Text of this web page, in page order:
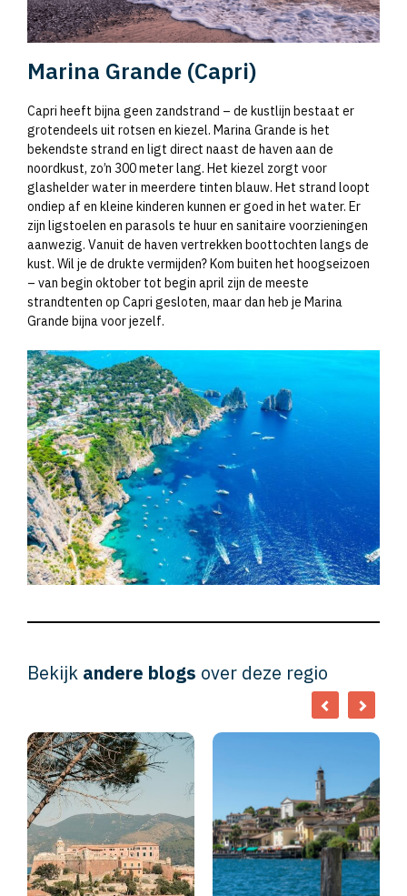
Marina Grande (Capri)
Capri heeft bijna geen zandstrand – de kustlijn bestaat er
grotendeels uit rotsen en kiezel. Marina Grande is het
bekendste strand en ligt direct naast de haven aan de
noordkust, zo’n 300 meter lang. Het kiezel zorgt voor
glashelder water in meerdere tinten blauw. Het strand loopt
ondiep af en kleine kinderen kunnen er goed in het water. Er
zijn ligstoelen en parasols te huur en sanitaire voorzieningen
aanwezig. Vanuit de haven vertrekken boottochten langs de
kust. Wil je de drukte vermijden? Kom buiten het hoogseizoen
– van begin oktober tot begin april zijn de meeste
strandtenten op Capri gesloten, maar dan heb je Marina
Grande bijna voor jezelf.
Bekijk andere blogs over deze regio